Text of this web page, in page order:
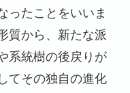
ったことをいいま
質から、新たな派
系統樹の後戻りが
てその独自の進化